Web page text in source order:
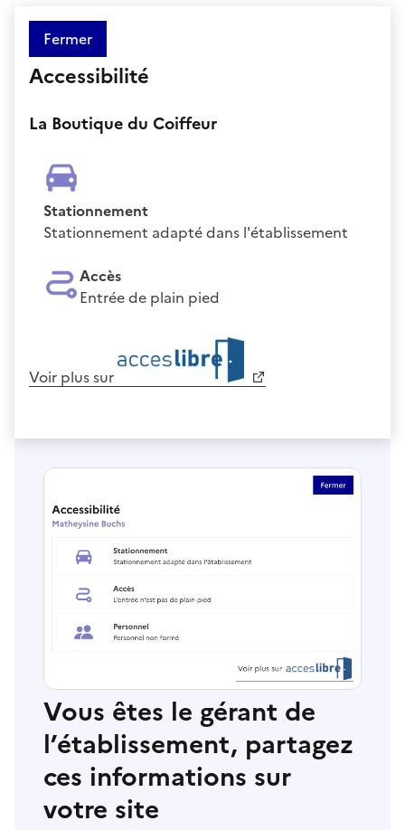
Fermer
Accessibilité
La Boutique du Coiffeur
Stationnement
Stationnement adapté dans l'établissement
Accès
Entrée de plain pied
Voir plus sur
Vous êtes le gérant de
l’établissement, partagez
ces informations sur
votre site